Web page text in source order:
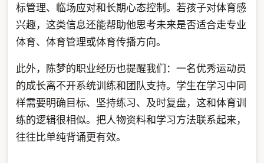
标管理、临场应对和长期心态控制。若孩子对体育感
兴趣，这类信息还能帮助他思考未来是否适合走专业
体育、体育管理或体育传播方向。
此外，陈梦的职业经历也提醒我们：一名优秀运动员
的成长离不开系统训练和团队支持。学生在学习中同
样需要明确目标、坚持练习、及时复盘，这和体育训
练的逻辑很相似。把人物资料和学习方法联系起来，
往往比单纯背诵更有效。